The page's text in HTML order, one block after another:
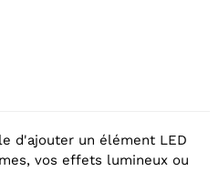
d'ajouter un élément LED
vos effets lumineux ou